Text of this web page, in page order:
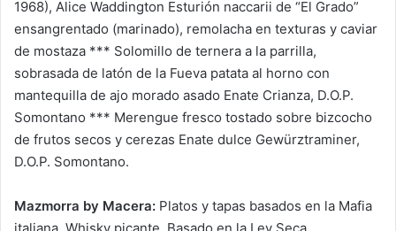
1968), Alice Waddington Esturión naccarii de “El Grado”
ensangrentado (marinado), remolacha en texturas y caviar
de mostaza *** Solomillo de ternera a la parrilla,
sobrasada de latón de la Fueva patata al horno con
mantequilla de ajo morado asado Enate Crianza, D.O.P.
Somontano *** Merengue fresco tostado sobre bizcocho
de frutos secos y cerezas Enate dulce Gewürztraminer,
D.O.P. Somontano.
Mazmorra by Macera: Platos y tapas basados en la Mafia